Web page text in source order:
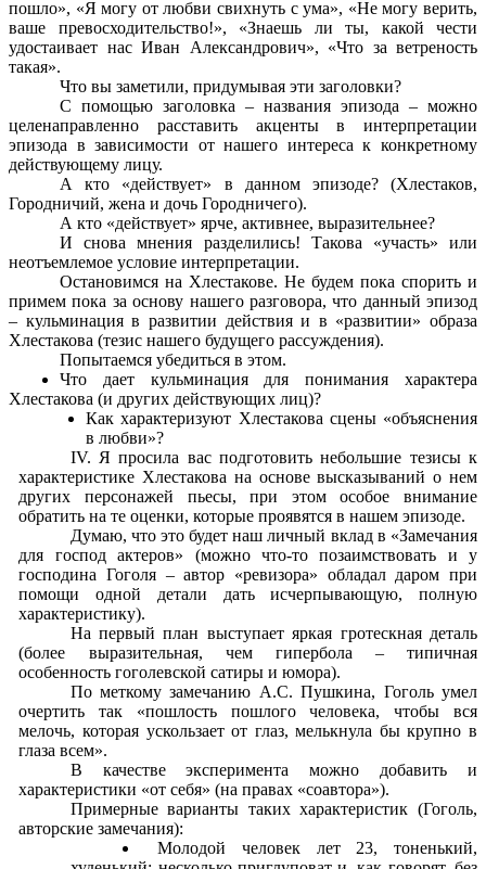
пошло», «Я могу от любви свихнуть с ума», «Не могу верить,
ваше превосходительство!», «Знаешь ли ты, какой чести
удостаивает нас Иван Александрович», «Что за ветреность
такая».
Что вы заметили, придумывая эти заголовки?
С помощью заголовка – названия эпизода – можно
целенаправленно расставить акценты в интерпретации
эпизода в зависимости от нашего интереса к конкретному
действующему лицу.
А кто «действует» в данном эпизоде? (Хлестаков,
Городничий, жена и дочь Городничего).
А кто «действует» ярче, активнее, выразительнее?
И снова мнения разделились! Такова «участь» или
неотъемлемое условие интерпретации.
Остановимся на Хлестакове. Не будем пока спорить и
примем пока за основу нашего разговора, что данный эпизод
– кульминация в развитии действия и в «развитии» образа
Хлестакова (тезис нашего будущего рассуждения).
Попытаемся убедиться в этом.
Что дает кульминация для понимания характера
Хлестакова (и других действующих лиц)?
Как характеризуют Хлестакова сцены «объяснения
в любви»?
Я просила вас подготовить небольшие тезисы к
характеристике Хлестакова на основе высказываний о нем
других персонажей пьесы, при этом особое внимание
обратить на те оценки, которые проявятся в нашем эпизоде.
Думаю, что это будет наш личный вклад в «Замечания
для господ актеров» (можно что-то позаимствовать и у
господина Гоголя – автор «ревизора» обладал даром при
помощи одной детали дать исчерпывающую, полную
характеристику).
На первый план выступает яркая гротескная деталь
(более выразительная, чем гипербола – типичная
особенность гоголевской сатиры и юмора).
По меткому замечанию А.С. Пушкина, Гоголь умел
очертить так «пошлость пошлого человека, чтобы вся
мелочь, которая ускользает от глаз, мелькнула бы крупно в
глаза всем».
В качестве эксперимента можно добавить и
характеристики «от себя» (на правах «соавтора»).
Примерные варианты таких характеристик (Гоголь,
авторские замечания):
Молодой человек лет 23, тоненький,